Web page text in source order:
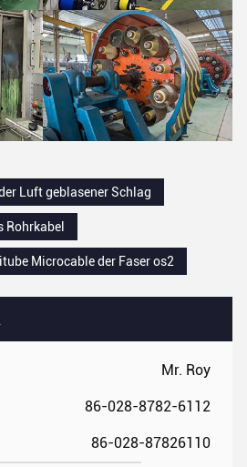
Mr. Roy
86-028-8782-6112
86-028-87826110
Luft geblasener Schlag
Rohrkabel
Microcable der Faser os2